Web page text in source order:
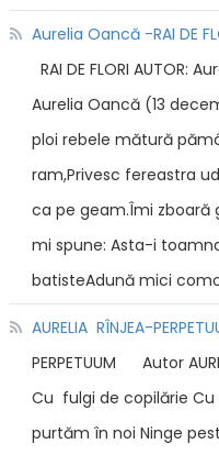
Aurelia Oancă -RAI DE
RAI DE FLORI AUTOR:
Aurelia Oancă (13
ploi rebele mătură
ram,Privesc fereastra
ca pe geam.Îmi zboară
mi spune: Asta-i
batisteAdună mici
AURELIA RÎNJEA-
PERPETUUM Autor
Cu fulgi de copilărie
purtăm în noi Ninge